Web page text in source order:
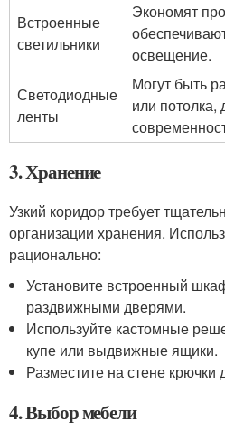
Встроенные
светильники
Экономят
освещение.
Светодиодные
ленты
Могут быть
или потолка,
3. Хранение
Узкий коридор требует
организации хранения.
рационально:
Установите встроенный
раздвижными дверями.
Используйте кастомные
купе или выдвижные ящики.
Разместите на стене
4. Выбор мебели